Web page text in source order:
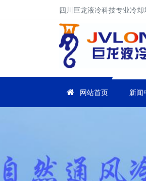
四川巨龙液冷科技专业冷
网站首页 新闻